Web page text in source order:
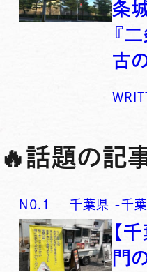
条
『
古
🔥話題の記
N0. 1 千葉県 -千
【
門